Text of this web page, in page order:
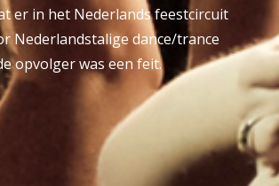
er in het Nederlands feestcircuit
Nederlandstalige dance/trance
opvolger was een feit.